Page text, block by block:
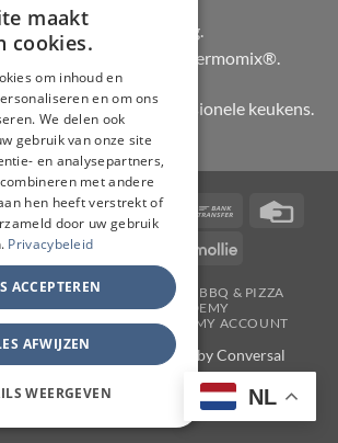
Gozney en Big Green Egg.
verdeler van Vorwerk Thermomix®.
chefs en professionele keukens.
Stripe MasterCardBancontactBank
Invoice Maestro Mollie
SLIJPERIJ KOOKGEREI
BBQ & PIZZA
WORKSHOPS
ACADEMY
SCHOOLSETS
CONTACT MY ACCOUNT
© CHEF & KNIFE | Support byConversal
NL
GERMAN
ENGLISH
maakt
cookies.
om inhoud en
en om ons
We delen ook
gebruik van onze site
en analysepartners,
met andere
hen heeft verstrekt of
door uw gebruik
Privacybeleid
ACCEPTEREN
AFWIJZEN
WEERGEVEN